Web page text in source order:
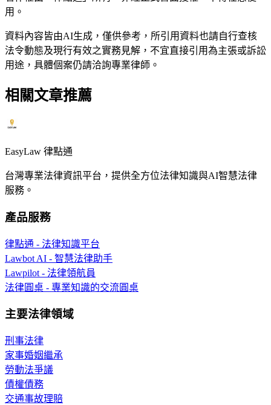
用。
資料內容皆由AI生成，僅供參考，所引用資料也請自行查核
法令動態及現行有效之實務見解，不宜直接引用為主張或訴訟
用途，具體個案仍請洽詢專業律師。
相關文章推薦
EasyLaw 律點通
台灣專業法律資訊平台，提供全方位法律知識與AI智慧法律
服務。
產品服務
律點通 - 法律知識平台
Lawbot AI - 智慧法律助手
Lawpilot - 法律領航員
法律圓桌 - 專業知識的交流圓桌
主要法律領域
刑事法律
家事婚姻繼承
勞動法爭議
債權債務
交通事故理賠